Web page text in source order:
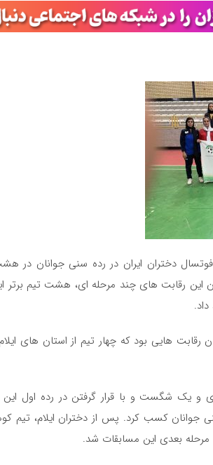
این رقابت های چند مرحله ای، هشت تیم برتر
رقابت هایی بود که چهار تیم از استان های
و یک شگست و با قرار گرفتن در رده اول
جوانان کسب کرد. پس از دختران ایلام، تیم
مرحله بعدی این مسابقات شد.